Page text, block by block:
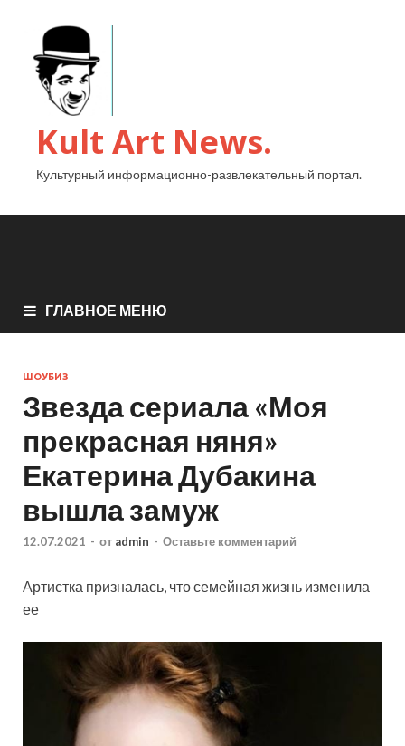
Kult Art News.
Культурный информационно-развлекательный портал.
ГЛАВНОЕ МЕНЮ
ШОУБИЗ
Звезда сериала «Моя
прекрасная няня»
Екатерина Дубакина
вышла замуж
12.07.2021 - от admin - Оставьте комментарий
Артистка призналась, что семейная жизнь изменила
ее